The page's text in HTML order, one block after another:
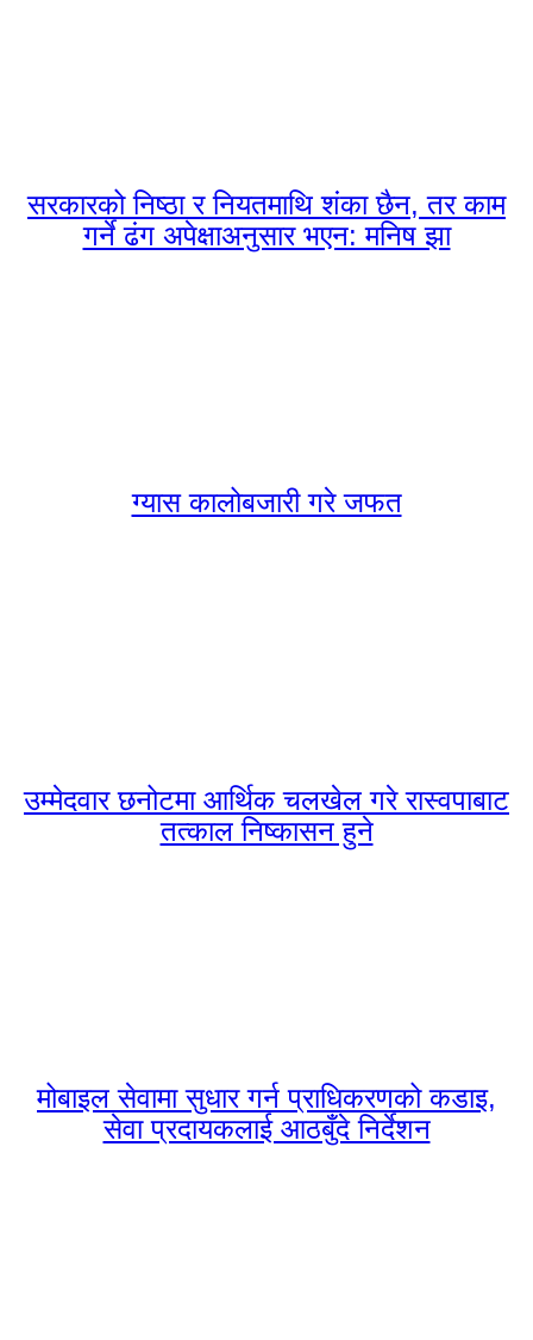
सरकारको निष्ठा र नियतमाथि शंका छैन, तर काम
गर्ने ढंग अपेक्षाअनुसार भएन: मनिष झा
ग्यास कालोबजारी गरे जफत
उम्मेदवार छनोटमा आर्थिक चलखेल गरे रास्वपाबाट
तत्काल निष्कासन हुने
मोबाइल सेवामा सुधार गर्न प्राधिकरणको कडाइ,
सेवा प्रदायकलाई आठबुँदे निर्देशन